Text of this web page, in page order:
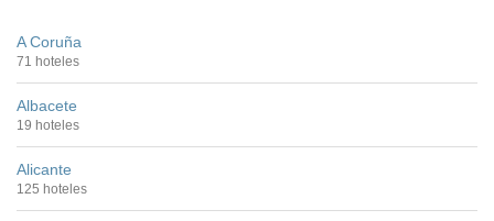
A Coruña
71 hoteles
Albacete
19 hoteles
Alicante
125 hoteles